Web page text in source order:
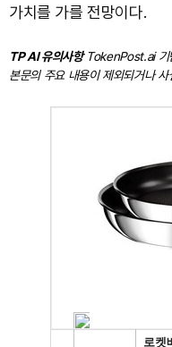
가치를 가를 전망이다.
TP AI 유의사항TokenPost.ai 기
본문의 주요 내용이 제외되거나